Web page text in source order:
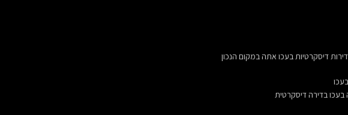
דירות דיסקרטיותבעכו אתה במקום הנכון
בדירה דיסקרטית